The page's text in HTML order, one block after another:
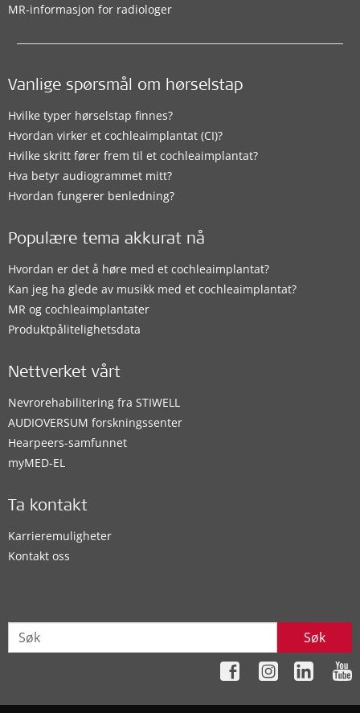
MR-informasjon for radiologer
Vanlige spørsmål om hørselstap
Hvilke typer hørselstap finnes?
Hvordan virker et cochleaimplantat (CI)?
Hvilke skritt fører frem til et cochleaimplantat?
Hva betyr audiogrammet mitt?
Hvordan fungerer benledning?
Populære tema akkurat nå
Hvordan er det å høre med et cochleaimplantat?
Kan jeg ha glede av musikk med et cochleaimplantat?
MR og cochleaimplantater
Produktpålitelighetsdata
Nettverket vårt
Nevrorehabilitering fra STIWELL
AUDIOVERSUM forskningssenter
Hearpeers-samfunnet
myMED‑EL
Ta kontakt
Karrieremuligheter
Kontakt oss
Søk